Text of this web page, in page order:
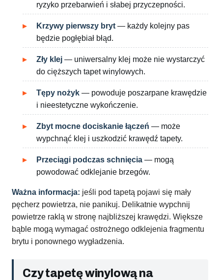
ryzyko przebarwień i słabej przyczepności.
Krzywy pierwszy bryt — każdy kolejny pas
będzie pogłębiał błąd.
Zły klej — uniwersalny klej może nie wystarczyć
do cięższych tapet winylowych.
Tępy nożyk — powoduje poszarpane krawędzie
i nieestetyczne wykończenie.
Zbyt mocne dociskanie łączeń — może
wypchnąć klej i uszkodzić krawędź tapety.
Przeciągi podczas schnięcia — mogą
powodować odklejanie brzegów.
Ważna informacja: jeśli pod tapetą pojawi się mały
pęcherz powietrza, nie panikuj. Delikatnie wypchnij
powietrze raklą w stronę najbliższej krawędzi. Większe
bąble mogą wymagać ostrożnego odklejenia fragmentu
brytu i ponownego wygładzenia.
Czy tapetę winylową na